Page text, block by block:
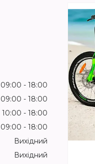
09:00
18:00
09:00
18:00
10:00
18:00
09:00
18:00
Вихідний
Вихідний